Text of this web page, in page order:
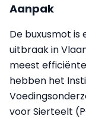
Aanpak
De buxusmot is
uitbraak in
meest
hebben het
voor Sierteelt